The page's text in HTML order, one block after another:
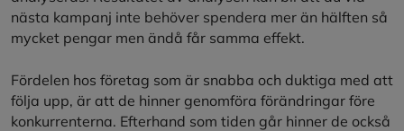
nästa kampanj inte behöver spendera mer än hälften så
mycket pengar men ändå får samma effekt.
Fördelen hos företag som är snabba och duktiga med att
följa upp, är att de hinner genomföra förändringar före
konkurrenterna. Efterhand som tiden går hinner de också